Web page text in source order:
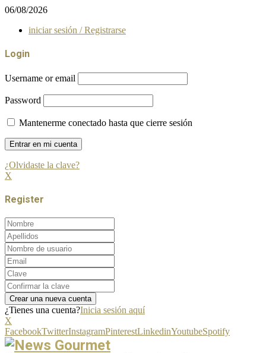
06/08/2026
iniciar sesión / Registrarse
Login
Username or email
Password
Mantenerme conectado hasta que cierre sesión
¿Olvidaste la clave?
X
Register
¿Tienes una cuenta?Inicia sesión aquí
X
FacebookTwitterInstagramPinterestLinkedinYoutubeSpotify